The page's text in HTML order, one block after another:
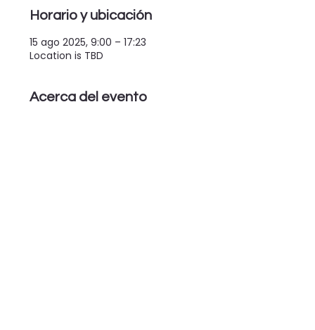
Horario y ubicación
15 ago 2025, 9:00 – 17:23
Location is TBD
Acerca del evento